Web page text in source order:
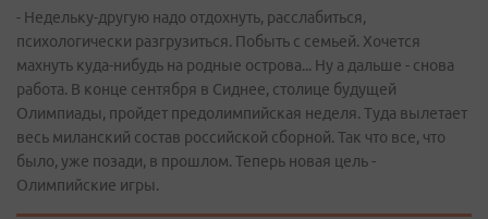
- Недельку-другую надо отдохнуть, расслабиться,
психологически разгрузиться. Побыть с семьей. Хочется
махнуть куда-нибудь на родные острова... Ну а дальше - снова
работа. В конце сентября в Сиднее, столице будущей
Олимпиады, пройдет предолимпийская неделя. Туда вылетает
весь миланский состав российской сборной. Так что все, что
было, уже позади, в прошлом. Теперь новая цель -
Олимпийские игры.